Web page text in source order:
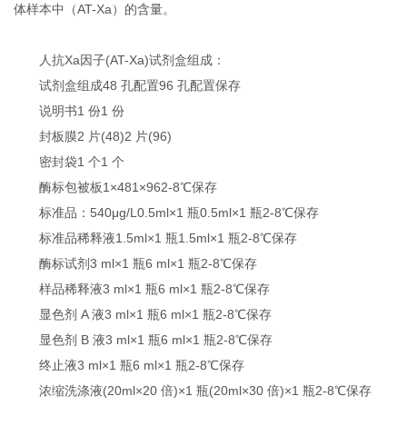
体样本中（AT-Xa）的含量。
人抗Xa因子(AT-Xa)试剂盒组成：
试剂盒组成48 孔配置96 孔配置保存
说明书1 份1 份
封板膜2 片(48)2 片(96)
密封袋1 个1 个
酶标包被板1×481×962-8℃保存
标准品：540μg/L0.5ml×1 瓶0.5ml×1 瓶2-8℃保存
标准品稀释液1.5ml×1 瓶1.5ml×1 瓶2-8℃保存
酶标试剂3 ml×1 瓶6 ml×1 瓶2-8℃保存
样品稀释液3 ml×1 瓶6 ml×1 瓶2-8℃保存
显色剂 A 液3 ml×1 瓶6 ml×1 瓶2-8℃保存
显色剂 B 液3 ml×1 瓶6 ml×1 瓶2-8℃保存
终止液3 ml×1 瓶6 ml×1 瓶2-8℃保存
浓缩洗涤液(20ml×20 倍)×1 瓶(20ml×30 倍)×1 瓶2-8℃保存